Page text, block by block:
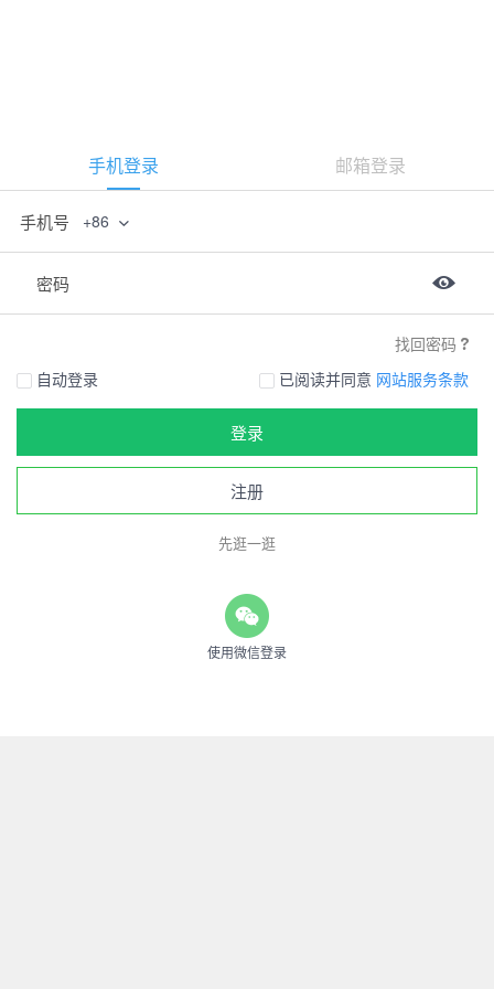
手机登录 邮箱登录
手机号 +86
密码
找回密码
自动登录
已阅读并同意 网站服务条款
登录
注册
先逛一逛
使用微信登录